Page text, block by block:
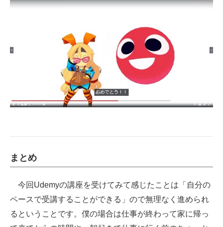
まとめ
今回Udemyの講座を受けてみて感じたことは「自分の
ペースで受講することができる」ので無理なく進められ
るということです。僕の場合は仕事が終わって家に帰っ